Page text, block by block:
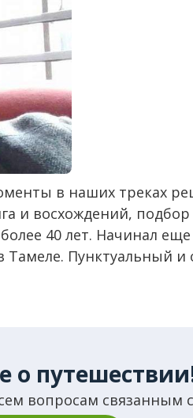
в наших треках
и восхождений,
40 лет. Начинал
Пунктуальный
о
вопросам связанным